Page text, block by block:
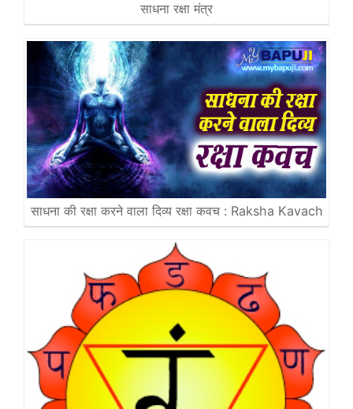
साधना रक्षा मंत्र
साधना की रक्षा करने वाला दिव्य ​रक्षा कवच : Raksha Kavach